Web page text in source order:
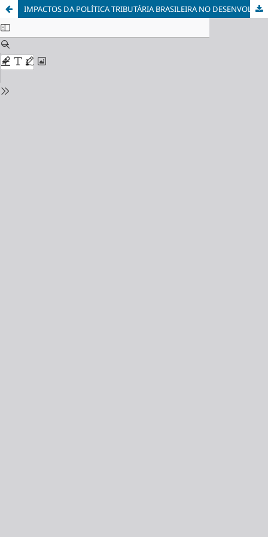
IMPACTOS DA POLÍTICA TRIBUTÁRIA BRASILEIRA NO DESENVOLVIMENTO ECONÔMICO E NAS DISPARIDADES SOCIAIS DO BRASIL